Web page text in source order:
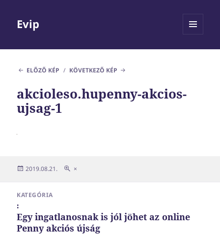
Evip
ELŐZŐ KÉP
KÖVETKEZŐ KÉP
akcioleso.hupenny-akcios-
ujsag-1
Közzétéve
2019.08.21.
Teljes
×
navigációKATEGÓRIA
:
Egy ingatlanosnak is jól jöhet az online
Penny akciós újság